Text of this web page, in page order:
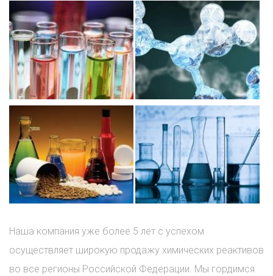
Наша компания уже более 5 лет с успехом
осуществляет широкую продажу химических реактивов
во все регионы Российской Федерации. Мы гордимся